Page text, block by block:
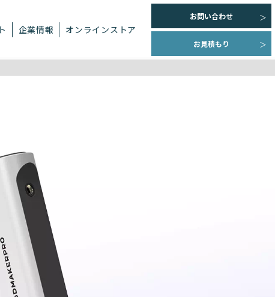
企業情報 オンラインストア
お問い合わせ
お見積もり